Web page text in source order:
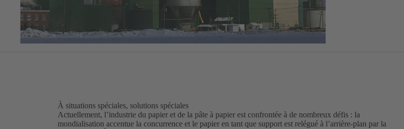
À situations spéciales, solutions spéciales
Actuellement, l’industrie du papier et de la pâte à papier est confrontée à de nombreux défis : la
mondialisation accentue la concurrence et le papier en tant que support est relégué à l’arrière-plan par la